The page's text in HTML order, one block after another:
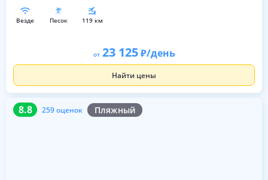
везде песок 119 км
от 23 125 /день
Найти цены
8.8 259 оценок Пляжный
8.8 259 оценок